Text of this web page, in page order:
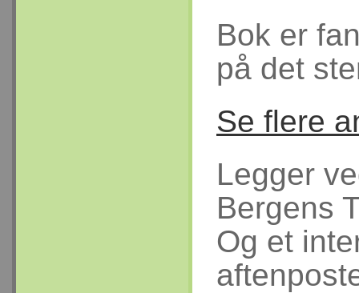
Bok er
på det
Se flere
Legger
Bergens
Og et